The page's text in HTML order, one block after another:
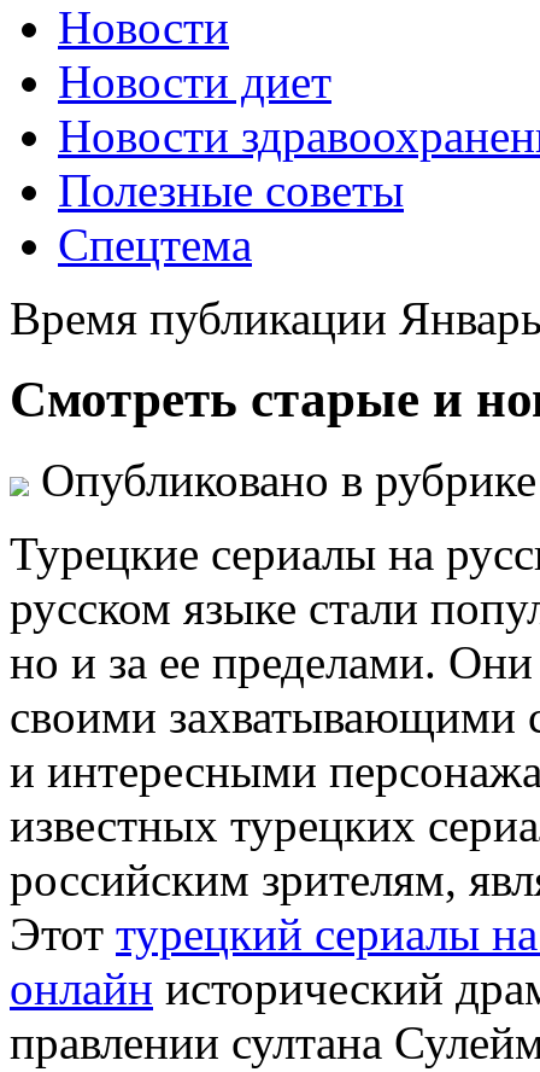
Новости
Новости диет
Новости
Полезные советы
Спецтема
Время публикации
Смотреть старые и
Опубликовано в
Турецкие сериалы на
русском языке стали
но и за ее пределами. Они
своими захватывающими
и интересными
известных турецких
российским зрителям,
Этот турецкий сериалы
онлайн исторический
правлении султана